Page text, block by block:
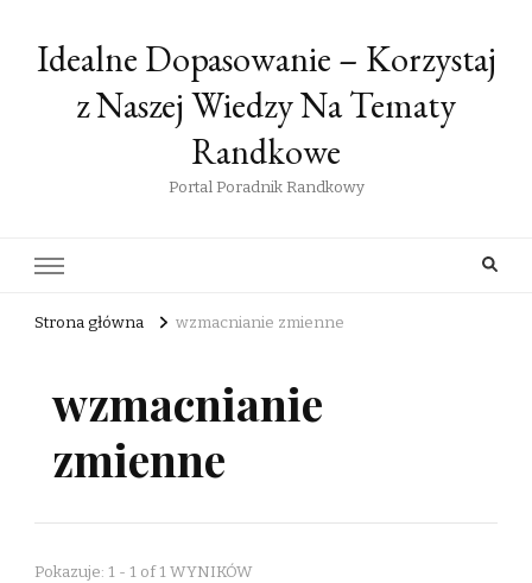
Idealne Dopasowanie – Korzystaj
z Naszej Wiedzy Na Tematy
Randkowe
Portal Poradnik Randkowy
Strona główna wzmacnianie zmienne
wzmacnianie
zmienne
Pokazuje: 1 - 1 of 1 WYNIKÓW